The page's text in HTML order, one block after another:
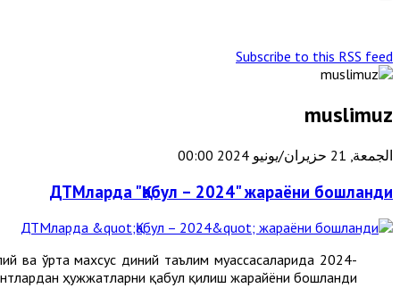
Subscribe to this RSS feed
muslimuz
الجمعة, 21 حزيران/يونيو 2024 00:00
ДТМларда "Қабул – 2024" жараёни бошланди
ва ўрта махсус диний таълим муассасаларида 2024-
ҳужжатларни қабул қилиш жарайёни бошланди.